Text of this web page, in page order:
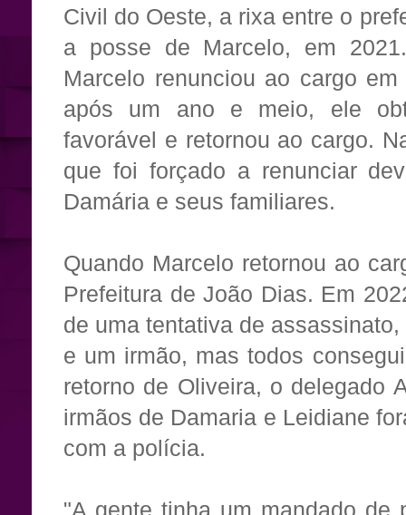
Civil do Oeste, a rixa entre o
a posse de Marcelo, em
Marcelo renunciou ao cargo
após um ano e meio, ele
favorável e retornou ao cargo.
que foi forçado a renunciar
Damária e seus familiares.
Quando Marcelo retornou ao
Prefeitura de João Dias. Em
de uma tentativa de
e um irmão, mas todos
retorno de Oliveira, o delegado
irmãos de Damaria e Leidiane
com a polícia.
"A gente tinha um mandado de